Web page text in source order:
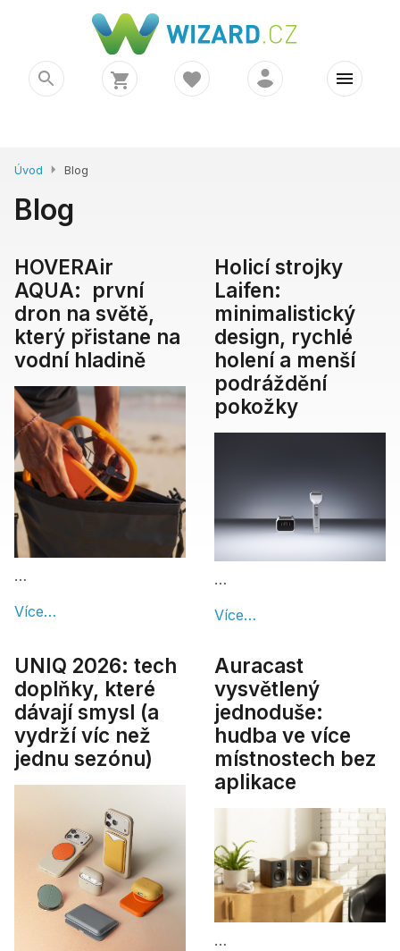
Úvod Blog
Blog
HOVERAir
AQUA: první
dron na světě,
který přistane na
vodní hladině
…
Více…
Holicí strojky
Laifen:
minimalistický
design, rychlé
holení a menší
podráždění
pokožky
…
Více…
UNIQ 2026: tech
doplňky, které
dávají smysl (a
vydrží víc než
jednu sezónu)
Auracast
vysvětlený
jednoduše:
hudba ve více
místnostech bez
aplikace
…